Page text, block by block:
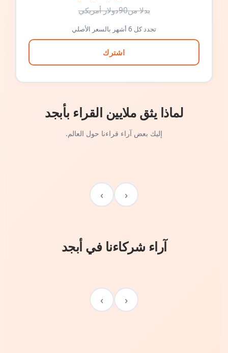
بدلا من90دولار أمريكي
تجدد كل 6 أشهر بالسعر الأصلي
اشترك
لماذا يثق ملايين القراء بأبجد
إليك بعض آراء قراءنا حول العالم.
‹
›
آراء شركاءنا في أبجد
‹
›